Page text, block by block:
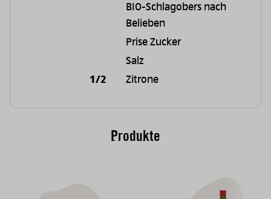
BIO-Schlagobers nach
Belieben
Prise Zucker
Salz
1/2
Zitrone
Produkte